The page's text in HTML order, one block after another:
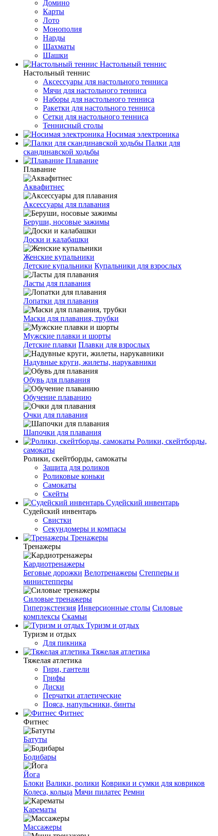
Домино
Карты
Лото
Монополия
Нарды
Шахматы
Шашки
Настольный теннис
Настольный теннис
Аксессуары для настольного тенниса
Мячи для настольного тенниса
Наборы для настольного тенниса
Ракетки для настольного тенниса
Сетки для настольного тенниса
Теннисный столы
Носимая электроника
Палки для
скандинавской ходьбы
Плавание
Плавание
Аквафитнес
Аксессуары для плавания
Беруши, носовые зажимы
Доски и калабашки
Женские купальники
Детские купальники Купальники для взрослых
Ласты для плавания
Лопатки для плавания
Маски для плавания, трубки
Мужские плавки и шорты
Детские плавки Плавки для взрослых
Надувные круги, жилеты, нарукавники
Обувь для плавания
Обучение плаванию
Очки для плавания
Шапочки для плавания
Ролики, скейтборды,
самокаты
Ролики, скейтборды, самокаты
Защита для роликов
Роликовые коньки
Самокаты
Скейты
Судейский инвентарь
Судейский инвентарь
Свистки
Секундомеры и компасы
Тренажеры
Тренажеры
Кардиотренажеры
Беговые дорожки Велотренажеры Степперы и
министепперы
Силовые тренажеры
Гиперэкстензия Инверсионные столы Силовые
комплексы Скамьи
Туризм и отдых
Туризм и отдых
Для пикника
Тяжелая атлетика
Тяжелая атлетика
Гири, гантели
Грифы
Диски
Перчатки атлетические
Пояса, напульсники, бинты
Фитнес
Фитнес
Батуты
Бодибары
Йога
Блоки Валики, ролики Коврики и сумки для ковриков
Колеса, кольца Мячи пилатес Ремни
Карематы
Массажеры